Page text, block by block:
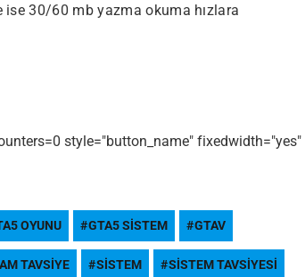
30/60 mb yazma okuma hızlara
style="button_name" fixedwidth="yes"
OYUNU GTA5 SISTEM GTAV
TAVSIYE SISTEM SISTEM TAVSIYESI